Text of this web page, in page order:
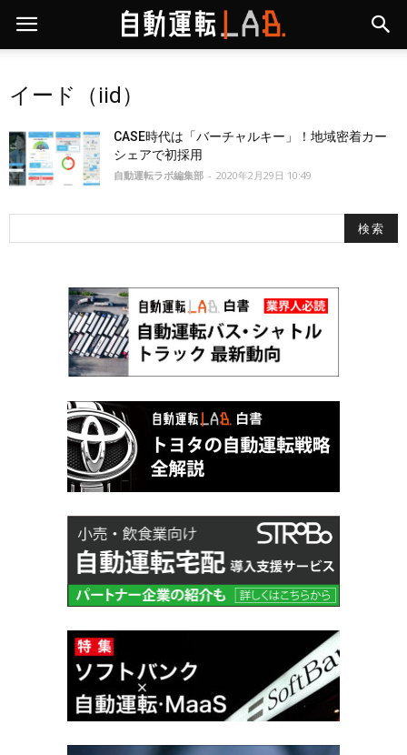
イード（iid）
CASE時代は「バーチャルキー」！地域密着カー
シェアで初採用
自動運転ラボ編集部 - 2020年2月29日 10:49